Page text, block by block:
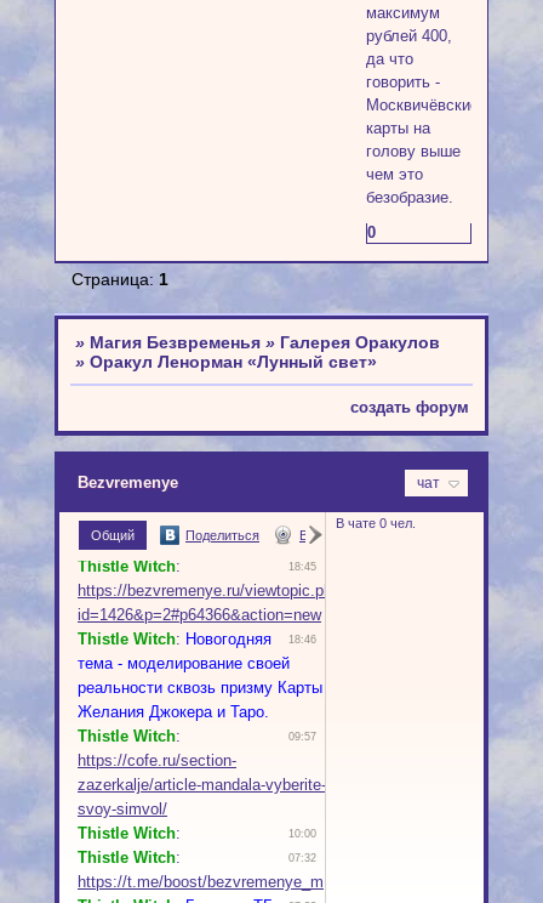
максимум
рублей 400,
да что
говорить -
Москвичёвские
карты на
голову выше
чем это
безобразие.
0
Страница: 1
» Магия Безвременья » Галерея Оракулов
» Оракул Ленорман «Лунный свет»
создать форум